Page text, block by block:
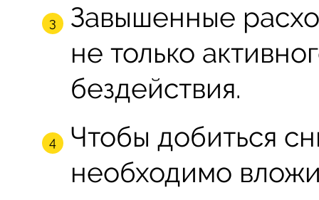
Завышенные
не только
бездействия.
Чтобы добиться
необходимо